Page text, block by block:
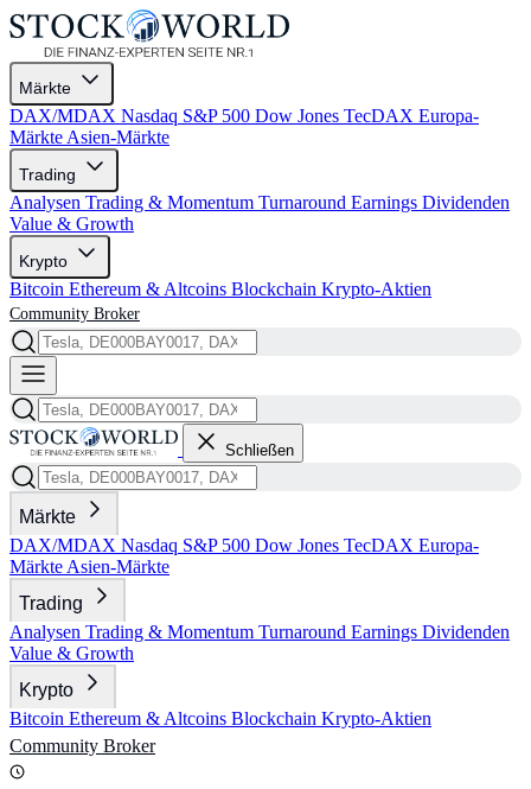
Märkte
DAX/MDAX Nasdaq S&P 500 Dow Jones TecDAX Europa-
Märkte Asien-Märkte
Trading
Analysen Trading & Momentum Turnaround Earnings Dividenden
Value & Growth
Krypto
Bitcoin Ethereum & Altcoins Blockchain Krypto-Aktien
Community Broker
Schließen
Märkte
DAX/MDAX Nasdaq S&P 500 Dow Jones TecDAX Europa-
Märkte Asien-Märkte
Trading
Analysen Trading & Momentum Turnaround Earnings Dividenden
Value & Growth
Krypto
Bitcoin Ethereum & Altcoins Blockchain Krypto-Aktien
Community Broker